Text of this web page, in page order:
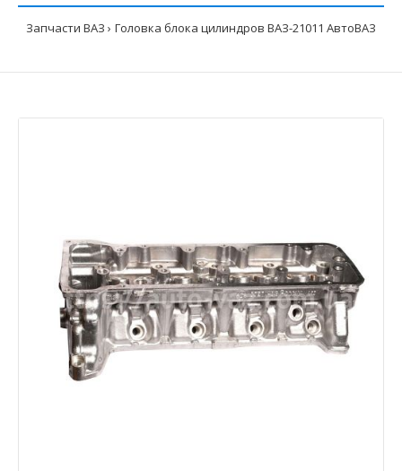
Запчасти ВАЗ Головка блока цилиндров ВАЗ-21011 АвтоВАЗ